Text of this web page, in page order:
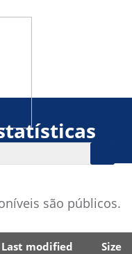
são públicos.
Last modified Size